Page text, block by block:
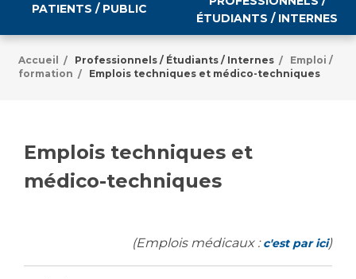
PATIENTS / PUBLIC
Informations pratiques
Tarifs
Vous accompagnez, vous rendez visite à un patient
Vous allez être hospitalisé(e)
Vous avez une analyse à réaliser
ÉTUDIANTS / INTERNES
Égalité professionnelle
Emploi / formation
Emplois paramédicaux
Espace Formation
Accueil / Professionnels / Étudiants / Internes /
Emploi /
formation / Emplois techniques et médico-techniques
Emplois techniques et
médico-techniques
(Emplois médicaux :c'est par ici)